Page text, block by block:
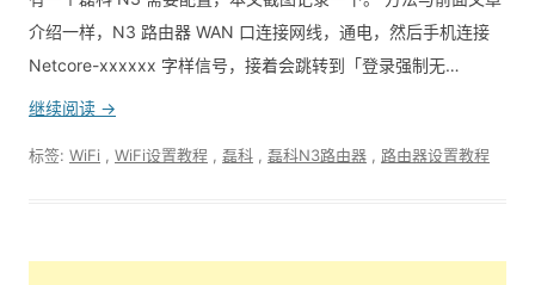
介绍一样，N3 路由器 WAN 口连接网线，通电，然后手机连接
Netcore-xxxxxx 字样信号，接着会跳转到「登录强制无…
继续阅读 →
标签: WiFi WiFi设置教程 磊科 磊科N3路由器 路由器设置教程